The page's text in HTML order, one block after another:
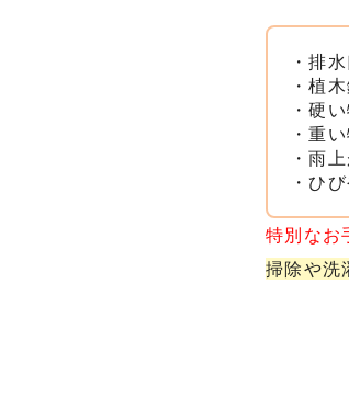
・排
・植
・硬
・重
・雨
・ひ
特別なお
掃除や洗